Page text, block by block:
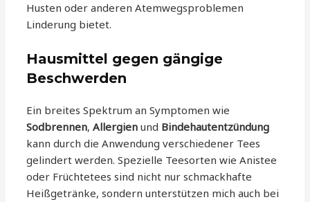
Husten oder anderen Atemwegsproblemen
Linderung bietet.
Hausmittel gegen gängige
Beschwerden
Ein breites Spektrum an Symptomen wie
Sodbrennen,Allergien und Bindehautentzündung
kann durch die Anwendung verschiedener Tees
gelindert werden. Spezielle Teesorten wie Anistee
oder Früchtetees sind nicht nur schmackhafte
Heißgetränke, sondern unterstützen mich auch bei